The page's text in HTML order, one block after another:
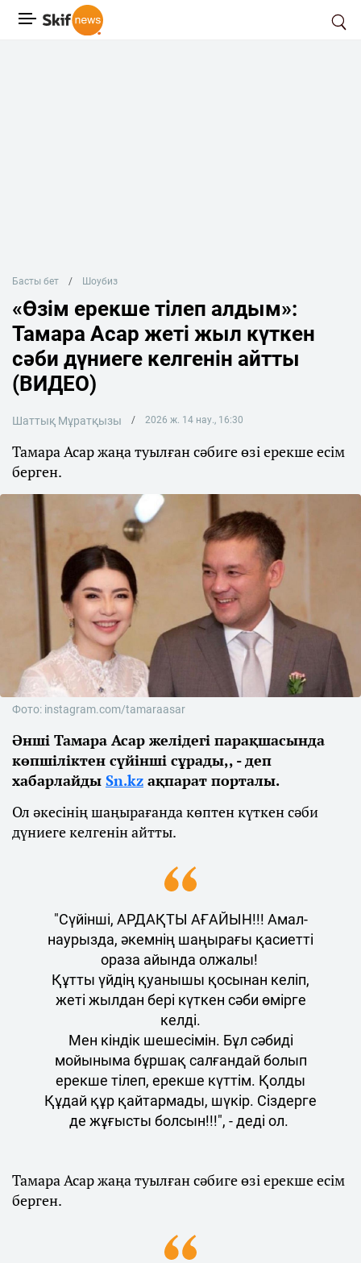
Басты бет Шоубиз
«Өзім ерекше тілеп алдым»:
Тамара Асар жеті жыл күткен
сәби дүниеге келгенін айтты
(ВИДЕО)
Шаттық Мұратқызы 2026 ж. 14 нау., 16:30
Тамара Асар жаңа туылған сәбиге өзі ерекше есім
берген.
Фото: instagram.com/tamaraasar
Әнші Тамара Асар желідегі парақшасында
көпшіліктен сүйінші сұрады,, - деп
хабарлайды Sn.kz ақпарат порталы.
Ол әкесінің шаңырағанда көптен күткен сәби
дүниеге келгенін айтты.
"Сүйінші, АРДАҚТЫ АҒАЙЫН!!! Амал-
наурызда, әкемнің шаңырағы қасиетті
ораза айында олжалы!
Құтты үйдің қуанышы қосынан келіп,
жеті жылдан бері күткен сәби өмірге
келді.
Мен кіндік шешесімін. Бұл сәбиді
мойыныма бұршақ салғандай болып
ерекше тілеп, ерекше күттім. Қолды
Құдай құр қайтармады, шүкір. Сіздерге
де жұғысты болсын!!!", - деді ол.
Тамара Асар жаңа туылған сәбиге өзі ерекше есім
берген.